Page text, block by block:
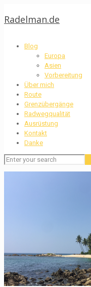
Radelman.de
Blog
Europa
Asien
Vorbereitung
Über mich
Route
Grenzübergänge
Radwegqualität
Ausrüstung
Kontakt
Danke